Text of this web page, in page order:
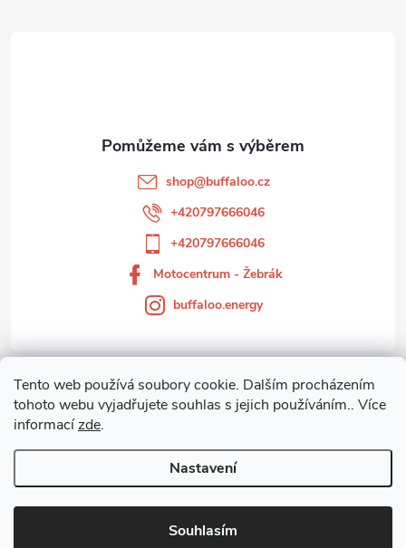
Tento web používá soubory cookie. Dalším procházením
tohoto webu vyjadřujete souhlas s jejich používáním.. Více
informacízde.
Nastavení
Souhlasím
Zákaznický servis
shop@buffaloo.cz
+420797666046
+420797666046
Motocentrum - Žebrák
buffaloo.energy
Copyright 2026Motocentrum - Žebrák. Všechna práva vyhrazena.